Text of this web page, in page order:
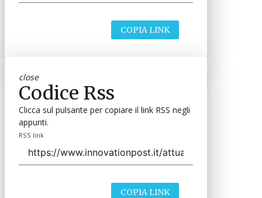
COPIA LINK
close
Codice Rss
Clicca sul pulsante per copiare il link RSS negli
appunti.
RSS link
COPIA LINK